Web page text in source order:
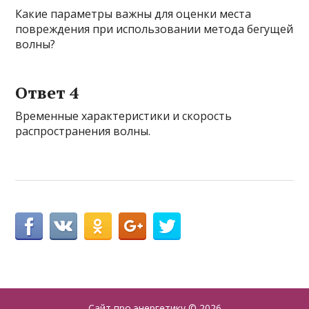
Какие параметры важны для оценки места
повреждения при использовании метода бегущей
волны?
Ответ 4
Временные характеристики и скорость
распространения волны.